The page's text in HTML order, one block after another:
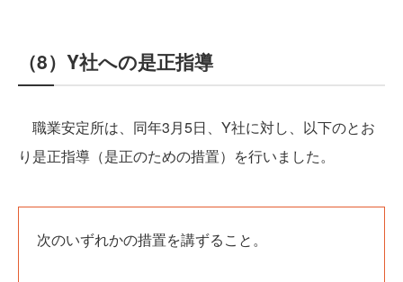
（8）Y社への是正指導
職業安定所は、同年3月5日、Y社に対し、以下のとお
り是正指導（是正のための措置）を行いました。
次のいずれかの措置を講ずること。